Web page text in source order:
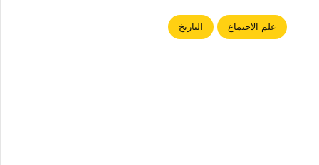
علم الاجتماع التاريخ